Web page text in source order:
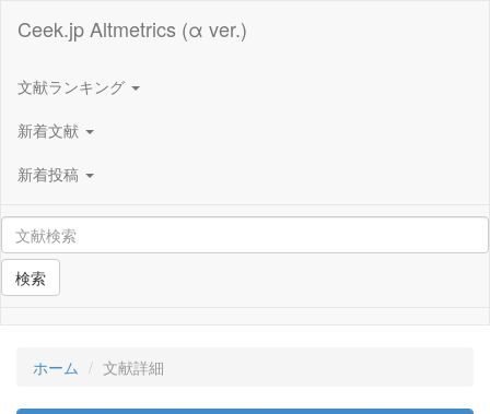
Ceek.jp Altmetrics (α ver.)
文献ランキング
新着文献
新着投稿
検索
ホーム 文献詳細